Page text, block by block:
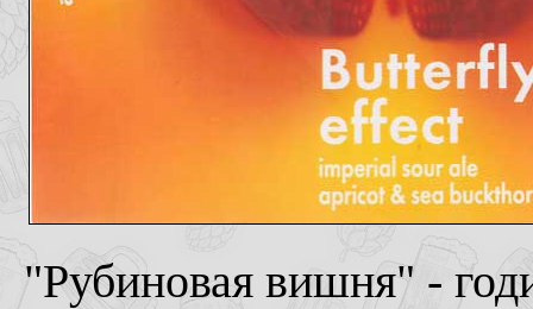
"Рубиновая вишня" -